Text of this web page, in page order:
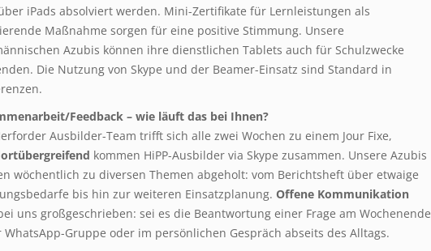
iPads absolviert werden. Mini-Zertifikate für Lernleistungen als
Maßnahme sorgen für eine positive Stimmung. Unsere
Azubis können ihre dienstlichen Tablets auch für Schulzwecke
Die Nutzung von Skype und der Beamer-Einsatz sind Standard in
Feedback – wie läuft das bei Ihnen?
Ausbilder-Team trifft sich alle zwei Wochen zu einem Jour Fixe,
kommen HiPP-Ausbilder via Skype zusammen. Unsere Azubis
wöchentlich zu diversen Themen abgeholt: vom Berichtsheft über etwaige
bis hin zur weiteren Einsatzplanung. Offene Kommunikation
uns großgeschrieben: sei es die Beantwortung einer Frage am Wochenende
WhatsApp-Gruppe oder im persönlichen Gespräch abseits des Alltags.